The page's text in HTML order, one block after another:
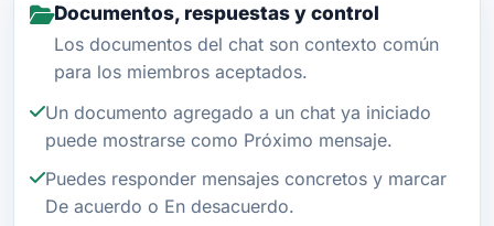
Documentos, respuestas y control
Los documentos del chat son contexto común
para los miembros aceptados.
Un documento agregado a un chat ya iniciado
puede mostrarse como Próximo mensaje.
Puedes responder mensajes concretos y marcar
De acuerdo o En desacuerdo.